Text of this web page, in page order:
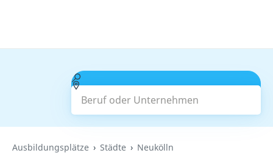
Beruf oder Unternehmen
Suchen
Ausbildungsplätze Städte Neukölln